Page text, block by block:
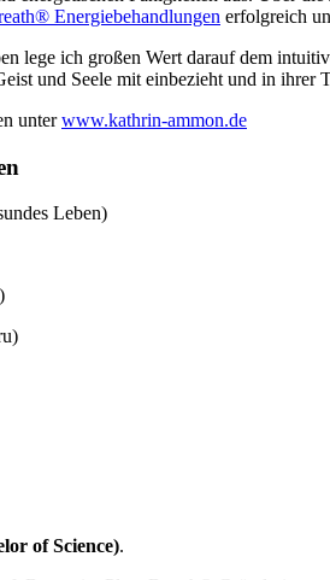
Energiebehandlungen erfolgreich
lege ich großen Wert darauf dem
und Seele mit einbezieht und in ihrer
unterwww.kathrin-ammon.de
Leben)
of Science).